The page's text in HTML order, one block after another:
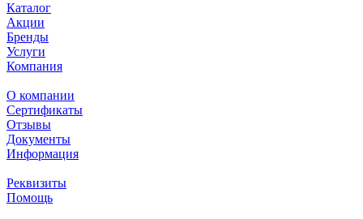
Каталог
Акции
Бренды
Услуги
Компания
О компании
Сертификаты
Отзывы
Документы
Информация
Реквизиты
Помощь